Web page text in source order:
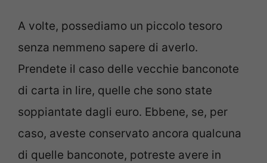
A volte, possediamo un piccolo tesoro
senza nemmeno sapere di averlo.
Prendete il caso delle vecchie banconote
di carta in lire, quelle che sono state
soppiantate dagli euro. Ebbene, se, per
caso, aveste conservato ancora qualcuna
di quelle banconote, potreste avere in